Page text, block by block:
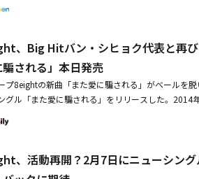
ーイ･ヒョンは、防弾少年団と共に以前Big Hitエ
される」はピアノ、ドラム、ベースからなるシン
ター伴奏に、8eightならではの訴えるようなボー
、再び集まった8eightのメンバーらは全盛期を共
み、もう一度ファンに8eightならではの感性あふれ
らの活動に期待が高まっている。・8Eight出身ジ
る防弾少年団 ジンが写っている。写真の中でジン
X TOGETHERのヨンジュンとヒュニンカイ
している。イ・ヒョンと防弾少年団、TOMORROW
所属している。8eightは同日午後6時、音楽配信サ
」をリリースした。「また愛に騙される」は、
う」以来6年ぶりに発売する新曲だ。8eightは昨年、
組んだ。에이트 컴백 D-DayThe 2nd track Hint from TOMORROW X TOGETHER @TXT_m
、Big Hitバン・シヒョク代表と再
騙される」本日発売
プ8eightの新曲「また愛に騙される」がベールを
グル「また愛に騙される」をリリースした。2014
、全盛期を共にしたBig Hitエンターテインメント
がない」「さよなら、私の愛」などで、2000年代
ならではの音楽カラーをそのまま表した曲だ。
、活動再開？2月7日にニューシン